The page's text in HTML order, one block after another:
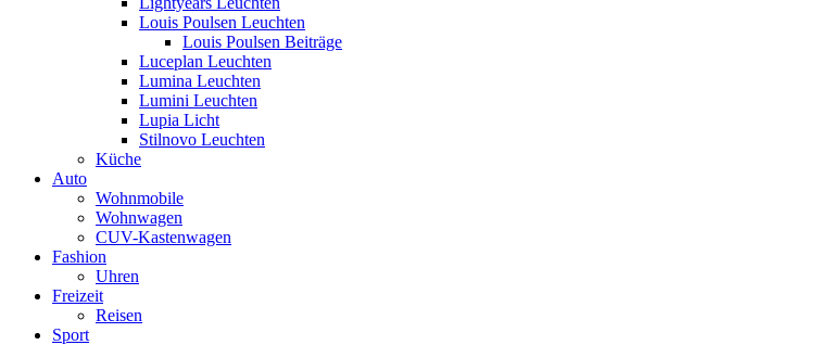
Louis Poulsen Leuchten
Louis Poulsen Beiträge
Luceplan Leuchten
Lumina Leuchten
Lumini Leuchten
Lupia Licht
Stilnovo Leuchten
Küche
Auto
Wohnmobile
Wohnwagen
CUV-Kastenwagen
Fashion
Uhren
Freizeit
Reisen
Sport